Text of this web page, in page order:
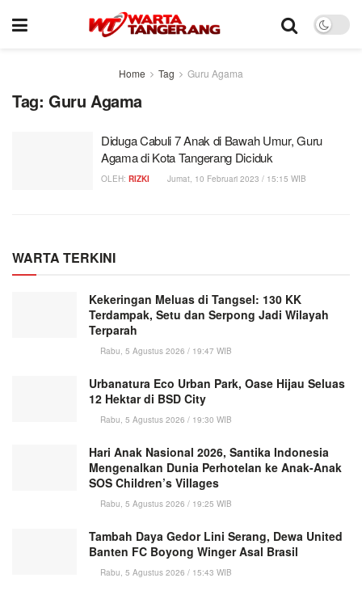
Home Tag Guru Agama
Tag: Guru Agama
Diduga Cabuli 7 Anak di Bawah Umur, Guru
Agama di Kota Tangerang Diciduk
OLEH: RIZKI Jumat, 10 Februari 2023 / 15:15 WIB
WARTA TERKINI
Kekeringan Meluas di Tangsel: 130 KK
Terdampak, Setu dan Serpong Jadi Wilayah
Terparah
Rabu, 5 Agustus 2026 / 19:47 WIB
Urbanatura Eco Urban Park, Oase Hijau Seluas
12 Hektar di BSD City
Rabu, 5 Agustus 2026 / 19:30 WIB
Hari Anak Nasional 2026, Santika Indonesia
Mengenalkan Dunia Perhotelan ke Anak-Anak
SOS Children’s Villages
Rabu, 5 Agustus 2026 / 19:25 WIB
Tambah Daya Gedor Lini Serang, Dewa United
Banten FC Boyong Winger Asal Brasil
Rabu, 5 Agustus 2026 / 15:43 WIB